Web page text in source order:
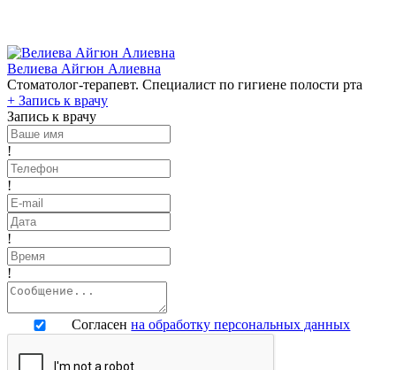
Велиева Айгюн Алиевна
Стоматолог-терапевт. Специалист по гигиене полости рта
+ Запись к врачу
Запись к врачу
!
!
!
!
Согласенна обработку персональных данных